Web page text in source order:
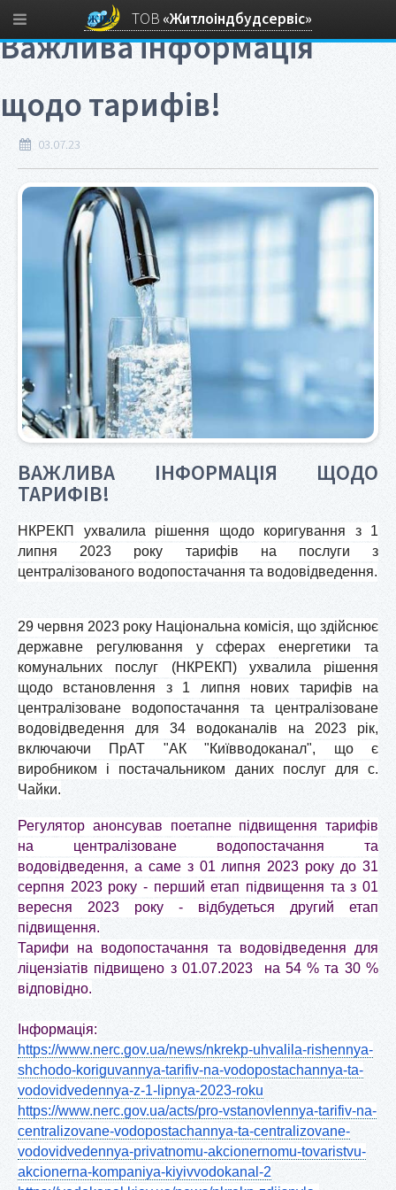
Головна Новини/ Важлива інформація щодо тарифів!
Важлива інформація
щодо тарифів!
03.07.23
ВАЖЛИВА ІНФОРМАЦІЯ ЩОДО
ТАРИФІВ!
НКРЕКП ухвалила рішення щодо коригування з 1
липня 2023 року тарифів на послуги з
централізованого водопостачання та водовідведення.
29 червня 2023 року Національна комісія, що здійснює
державне регулювання у сферах енергетики та
комунальних послуг (НКРЕКП) ухвалила рішення
щодо встановлення з 1 липня нових тарифів на
централізоване водопостачання та централізоване
водовідведення для 34 водоканалів на 2023 рік,
включаючи ПрАТ "АК "Київводоканал", що є
виробником і постачальником даних послуг для с.
Чайки.
Регулятор анонсував поетапне підвищення тарифів
на централізоване водопостачання та
водовідведення, а саме з 01 липня 2023 року до 31
серпня 2023 року - перший етап підвищення та з 01
вересня 2023 року - відбудеться другий етап
підвищення.
Тарифи на водопостачання та водовідведення для
ліцензіатів підвищено з 01.07.2023 на 54 % та 30 %
відповідно.
Інформація:
https://www.nerc.gov.ua/news/nkrekp-uhvalila-rishennya-
shchodo-koriguvannya-tarifiv-na-vodopostachannya-ta-
vodovidvedennya-z-1-lipnya-2023-roku
https://www.nerc.gov.ua/acts/pro-vstanovlennya-tarifiv-na-
centralizovane-vodopostachannya-ta-centralizovane-
vodovidvedennya-privatnomu-akcionernomu-tovaristvu-
akcionerna-kompaniya-kiyivvodokanal-2
ТОВ «Житлоіндбудсервіс»